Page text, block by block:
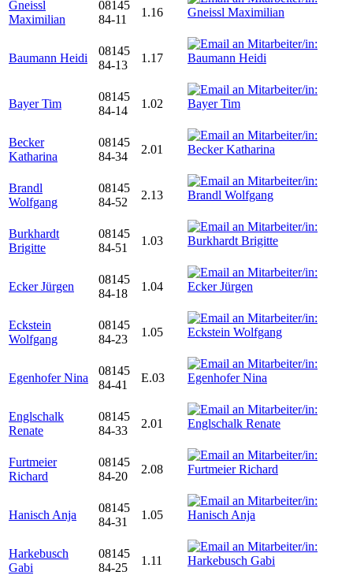
Gneissl
Maximilian
08145
84-11
1.16
Baumann Heidi
08145
84-13
1.17
Bayer Tim
08145
84-14
1.02
Becker
Katharina
08145
84-34
2.01
Brandl
Wolfgang
08145
84-52
2.13
Burkhardt
Brigitte
08145
84-51
1.03
Ecker Jürgen
08145
84-18
1.04
Eckstein
Wolfgang
08145
84-23
1.05
Egenhofer Nina
08145
84-41
E.03
Englschalk
Renate
08145
84-33
2.01
Furtmeier
Richard
08145
84-20
2.08
Hanisch Anja
08145
84-31
1.05
Harkebusch
Gabi
08145
84-25
1.11